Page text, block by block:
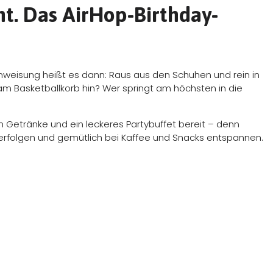
Das AirHop-Birthday-
heißt es dann: Raus aus den Schuhen und rein in
Basketballkorb hin? Wer springt am höchsten in die
Getränke und ein leckeres Partybuffet bereit – denn
und gemütlich bei Kaffee und Snacks entspannen.